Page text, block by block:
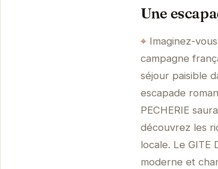
Une
Imaginez-
campagne
séjour paisible
escapade
PECHERIE
découvrez les
locale. Le GITE
moderne et